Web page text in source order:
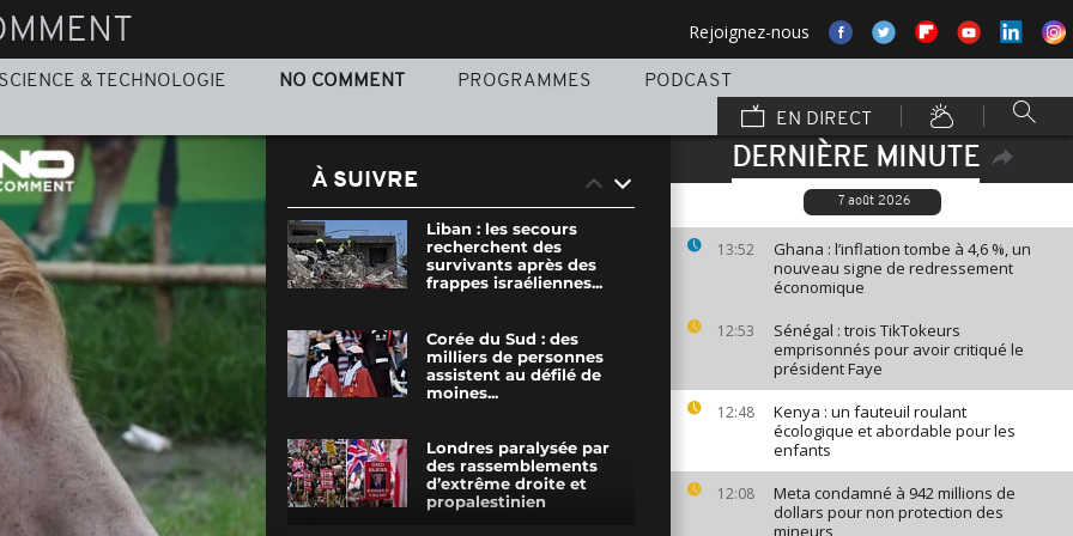
Rejoignez-nous
SCIENCE & TECHNOLOGIE NO COMMENT PROGRAMMES
PODCAST
EN DIRECT
DERNIÈRE MINUTE
7 août 2026
13:52
Ghana : l’inflation tombe à 4,6 %, un
nouveau signe de redressement
économique
12:53
Sénégal : trois TikTokeurs
emprisonnés pour avoir critiqué le
président Faye
12:48
Kenya : un fauteuil roulant
écologique et abordable pour les
enfants
12:08
Meta condamné à 942 millions de
dollars pour non protection des
mineurs
À SUIVRE
Liban : les secours
recherchent des
survivants après des
frappes israéliennes...
Corée du Sud : des
milliers de personnes
assistent au défilé de
moines...
Londres paralysée par
des rassemblements
d’extrême droite et
propalestinien